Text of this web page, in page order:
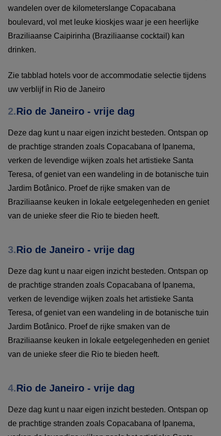
wandelen over de kilometerslange Copacabana
boulevard, vol met leuke kioskjes waar je een heerlijke
Braziliaanse Caipirinha (Braziliaanse cocktail) kan
drinken.
Zie tabblad hotels voor de accommodatie selectie tijdens
uw verblijf in Rio de Janeiro
2.Rio de Janeiro - vrije dag
Deze dag kunt u naar eigen inzicht besteden. Ontspan op
de prachtige stranden zoals Copacabana of Ipanema,
verken de levendige wijken zoals het artistieke Santa
Teresa, of geniet van een wandeling in de botanische tuin
Jardim Botânico. Proef de rijke smaken van de
Braziliaanse keuken in lokale eetgelegenheden en geniet
van de unieke sfeer die Rio te bieden heeft.
3.Rio de Janeiro - vrije dag
Deze dag kunt u naar eigen inzicht besteden. Ontspan op
de prachtige stranden zoals Copacabana of Ipanema,
verken de levendige wijken zoals het artistieke Santa
Teresa, of geniet van een wandeling in de botanische tuin
Jardim Botânico. Proef de rijke smaken van de
Braziliaanse keuken in lokale eetgelegenheden en geniet
van de unieke sfeer die Rio te bieden heeft.
4.Rio de Janeiro - vrije dag
Deze dag kunt u naar eigen inzicht besteden. Ontspan op
de prachtige stranden zoals Copacabana of Ipanema,